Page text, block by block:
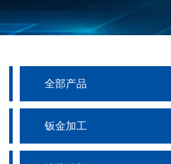
全部产品
钣金加工